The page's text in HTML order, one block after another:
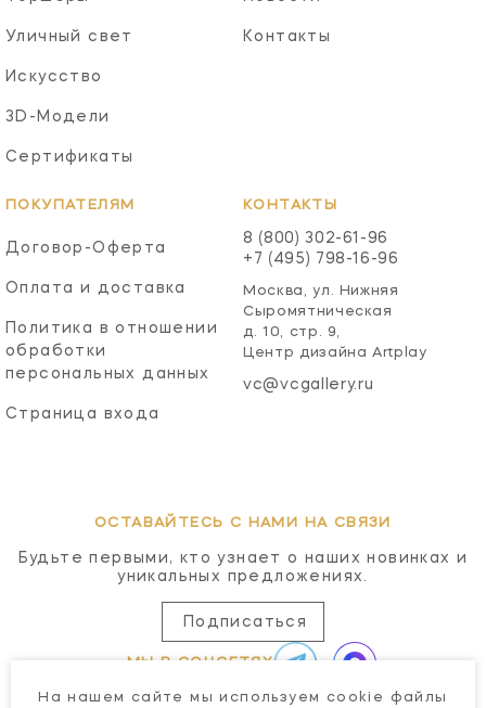
Уличный свет
Искусство
3D-Модели
Сертификаты
Контакты
ПОКУПАТЕЛЯМ
Договор-Оферта
Оплата и доставка
Политика в отношении
обработки
персональных данных
Страница входа
КОНТАКТЫ
8 (800) 302-61-96
+7 (495) 798-16-96
Москва, ул. Нижняя
Сыромятническая
д. 10, стр. 9,
Центр дизайна Artplay
vc@vcgallery.ru
ОСТАВАЙТЕСЬ С НАМИ НА СВЯЗИ
Будьте первыми, кто узнает о наших новинках и
уникальных предложениях.
Подписаться
МЫ В СОЦСЕТЯХ
На нашем сайте мы используем cookie файлы